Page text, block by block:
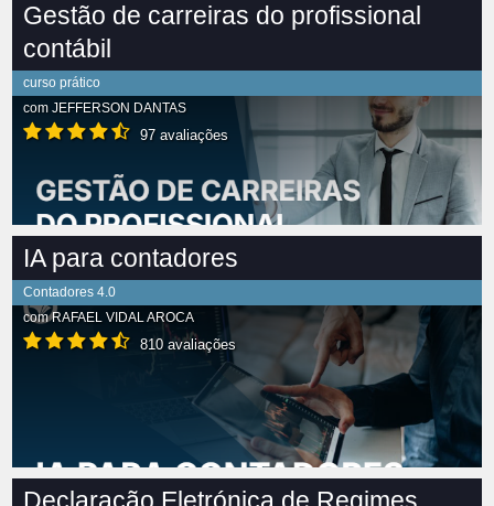
Gestão de carreiras do profissional
contábil
curso prático
com JEFFERSON DANTAS
97 avaliações
IA para contadores
Contadores 4.0
comRAFAEL VIDAL AROCA
810 avaliações